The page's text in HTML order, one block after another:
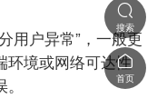
用户异常”，一般更
环境或网络可达性

搜索

首页